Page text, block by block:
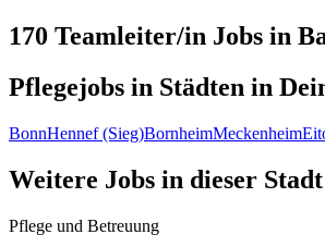
170 Teamleiter/in Jobs in
Pflegejobs in Städten in
BonnHennef (Sieg)BornheimMeckenheim
Weitere Jobs in dieser Stadt
Pflege und Betreuung